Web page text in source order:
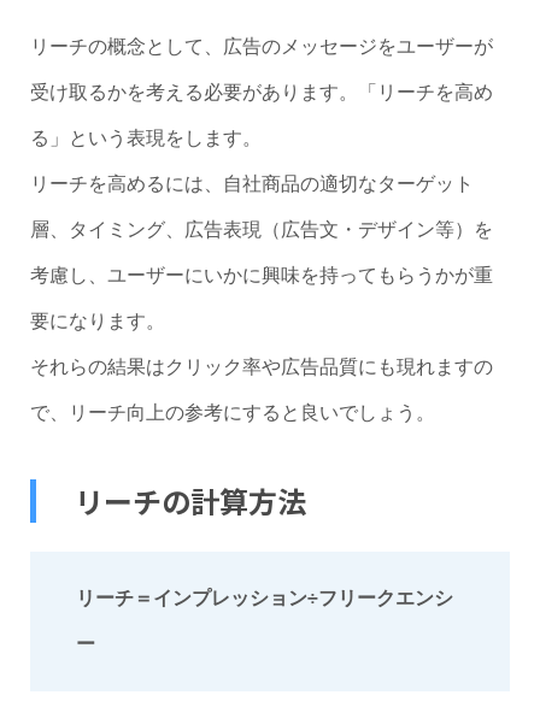
リーチの概念として、広告のメッセージをユーザーが
受け取るかを考える必要があります。「リーチを高め
る」という表現をします。
リーチを高めるには、自社商品の適切なターゲット
層、タイミング、広告表現（広告文・デザイン等）を
考慮し、ユーザーにいかに興味を持ってもらうかが重
要になります。
それらの結果はクリック率や広告品質にも現れますの
で、リーチ向上の参考にすると良いでしょう。
リーチの計算方法
リーチ＝インプレッション÷フリークエンシ
ー